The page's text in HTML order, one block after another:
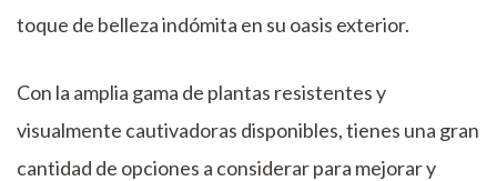
toque de belleza indómita en su oasis exterior.
Con la amplia gama de plantas resistentes y
visualmente cautivadoras disponibles, tienes una gran
cantidad de opciones a considerar para mejorar y